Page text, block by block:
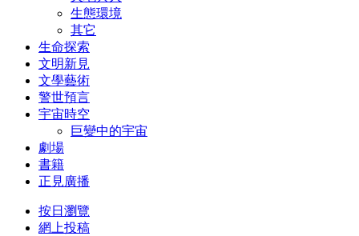
生態環境
其它
生命探索
文明新見
文學藝術
警世預言
宇宙時空
巨變中的宇宙
劇場
書籍
正見廣播
按日瀏覽
網上投稿